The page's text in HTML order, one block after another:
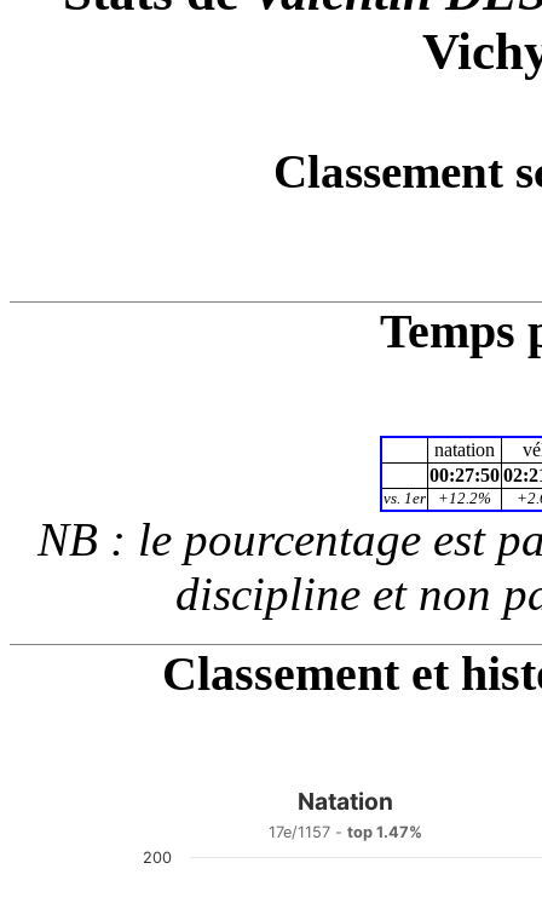
Classement
Temps
natation
00:27:50
vs. 1er +12.2%
NB : le pourcentage est
discipline et non
Classement et
Bar chart with 20 bars.
Natation
17e/1157 - top 1.47%
200